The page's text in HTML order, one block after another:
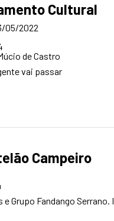
Cultural
05/2022
de Castro
vai passar
Campeiro
e Grupo Fandango